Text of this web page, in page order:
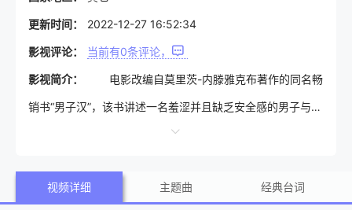
更新时间： 2022-12-27 16:52:34
影视评论： 当前有0条评论，
影视简介： 电影改编自莫里茨-内滕雅克布著作的同名畅
销书“男子汉”，该书讲述一名羞涩并且缺乏安全感的男子与一
名土耳其女子的爱情故事。 波多尔斯基将在电影中出演
于2015年10月22日在德国上映。
视频详细 主题曲 经典台词